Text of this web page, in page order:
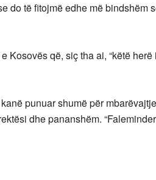
do të fitojmë edhe më bindshëm
Kosovës që, siç tha ai, “këtë herë i
punuar shumë për
dhe pananshëm.